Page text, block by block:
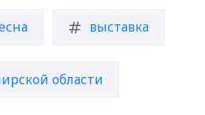
выставка
области